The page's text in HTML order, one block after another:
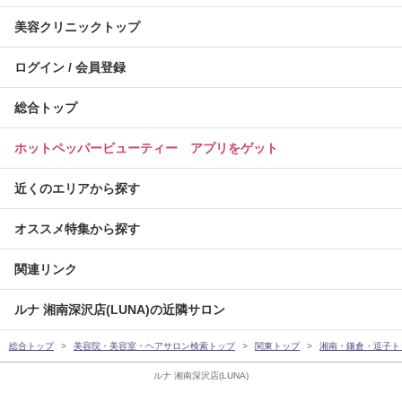
ルナ 湘南深沢店(LUNA)
美容クリニックトップ
ログイン / 会員登録
総合トップ
ホットペッパービューティー アプリをゲット
近くのエリアから探す
オススメ特集から探す
関連リンク
ルナ 湘南深沢店(LUNA)の近隣サロン
総合トップ 美容院・美容室・ヘアサロン検索トップ 関東トップ 湘南・鎌倉・逗子ト